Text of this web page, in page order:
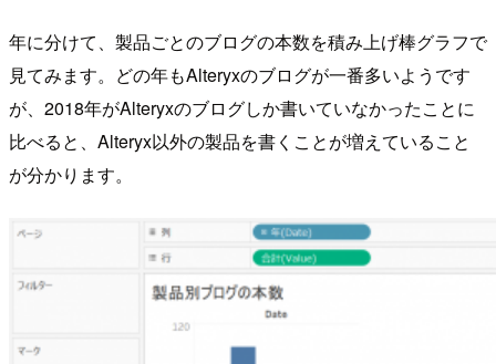
年に分けて、製品ごとのブログの本数を積み上げ棒グラフで
見てみます。どの年もAlteryxのブログが一番多いようです
が、2018年がAlteryxのブログしか書いていなかったことに
比べると、Alteryx以外の製品を書くことが増えていること
が分かります。